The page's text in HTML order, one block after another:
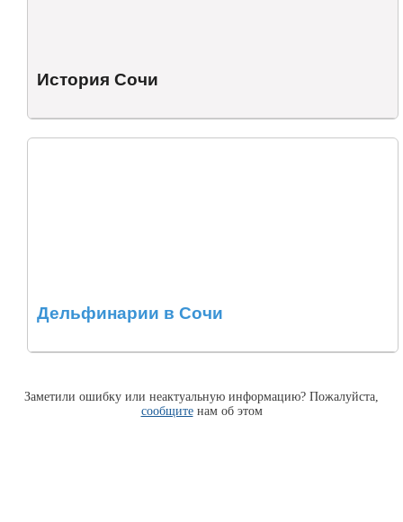
История Сочи
Дельфинарии в Сочи
Заметили ошибку или неактуальную информацию? Пожалуйста,
сообщитенам об этом